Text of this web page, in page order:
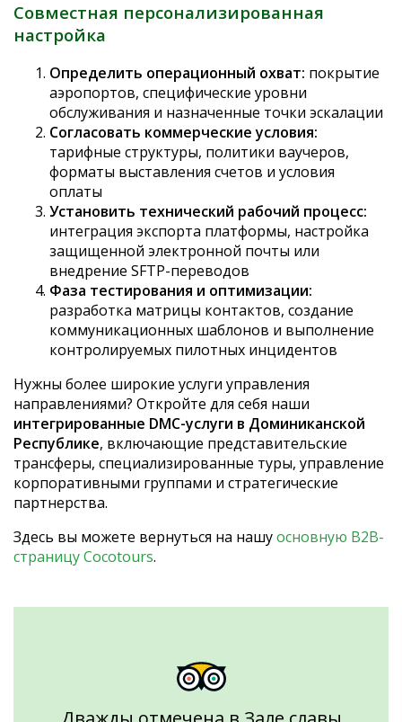
Совместная персонализированная
настройка
Определить операционный охват: покрытие
аэропортов, специфические уровни
обслуживания и назначенные точки эскалации
Согласовать коммерческие условия:
тарифные структуры, политики ваучеров,
форматы выставления счетов и условия
оплаты
Установить технический рабочий процесс:
интеграция экспорта платформы, настройка
защищенной электронной почты или
внедрение SFTP-переводов
Фаза тестирования и оптимизации:
разработка матрицы контактов, создание
коммуникационных шаблонов и выполнение
контролируемых пилотных инцидентов
Нужны более широкие услуги управления
направлениями? Откройте для себя наши
интегрированные DMC-услуги в Доминиканской
Республике, включающие представительские
трансферы, специализированные туры, управление
корпоративными группами и стратегические
партнерства.
Здесь вы можете вернуться на нашуосновную B2B-
страницу Cocotours.